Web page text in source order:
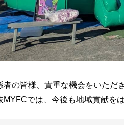
者の皆様、貴重な機会をいただ
MYFCでは、今後も地域貢献を